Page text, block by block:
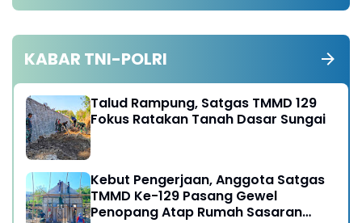
KABAR TNI-POLRI
Talud Rampung, Satgas TMMD 129
Fokus Ratakan Tanah Dasar Sungai
Kebut Pengerjaan, Anggota Satgas
TMMD Ke-129 Pasang Gewel
Penopang Atap Rumah Sasaran